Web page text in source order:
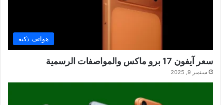
هواتف ذكية
سعر آيفون 17 برو ماكس والمواصفات الرسمية
سبتمبر 9, 2025